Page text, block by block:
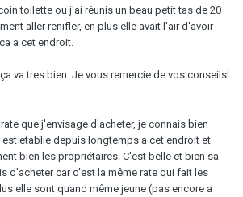
toilette ou j'ai réunis un beau petit tas de 20
aller renifler, en plus elle avait l'air d'avoir
a cet endroit.
va tres bien. Je vous remercie de vos conseils!
que j'envisage d'acheter, je connais bien
etablie depuis longtemps a cet endroit et
bien les propriétaires. C'est belle et bien sa
d'acheter car c'est la même rate qui fait les
elle sont quand même jeune (pas encore a